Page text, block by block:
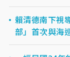
賴清德南下視
部」首次與海